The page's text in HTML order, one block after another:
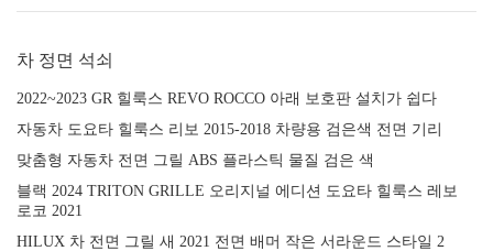
차 정면 석쇠
2022~2023 GR 힐룩스 REVO ROCCO 아래 보호판 설치가 쉽다
자동차 도요타 힐룩스 리보 2015-2018 차량용 검은색 전면 기리
맞춤형 자동차 전면 그릴 ABS 플라스틱 물질 검은 색
블랙 2024 TRITON GRILLE 오리지널 에디션 도요타 힐룩스 레보
로코 2021
HILUX 차 전면 그릴 새 2021 전면 배머 작은 서라운드 스타일 2